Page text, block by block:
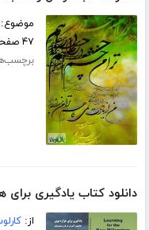
۴۷ صفحه
دانلود کتاب یادگیری برای
از: